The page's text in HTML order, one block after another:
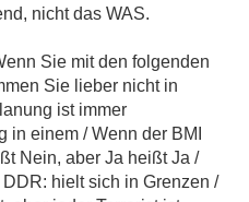
nicht das WAS.
Sie mit den folgenden
Sie lieber nicht in
ist immer
einem / Wenn der BMI
Nein, aber Ja heißt Ja /
hielt sich in Grenzen /